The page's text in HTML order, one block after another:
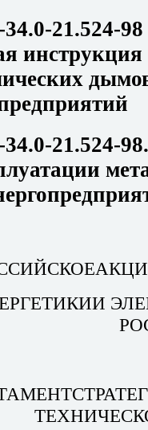
21.524-98
инструкция
21.524-